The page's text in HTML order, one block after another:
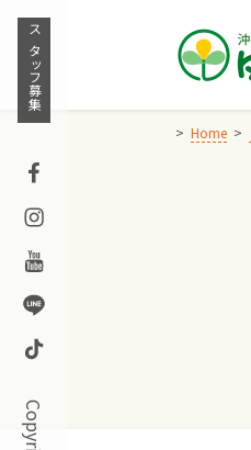
Skip
content
スタッフ募集
Facebook
Instagram
Youtube
Line
TikTok
Home